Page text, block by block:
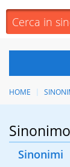
HOME
Sinonimi